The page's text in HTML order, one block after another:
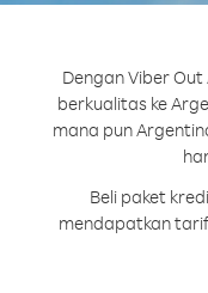
Dengan Viber
berkualitas ke
mana pun
Beli paket
mendapatkan